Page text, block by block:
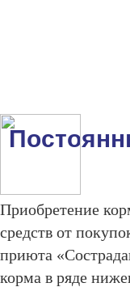
Приобретение
средств от
приюта
корма в ряде